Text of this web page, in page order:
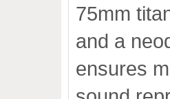
75mm
and a
ensures